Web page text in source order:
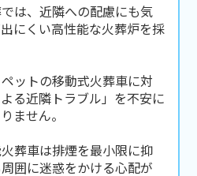
は、近隣への配慮にも気
にくい高性能な火葬炉を採
ットの移動式火葬車に対
る近隣トラブル」を不安に
ません。
葬車は排煙を最小限に抑
囲に迷惑をかける心配が